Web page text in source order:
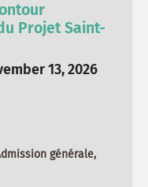
Projet Saint-
13, 2026
générale,